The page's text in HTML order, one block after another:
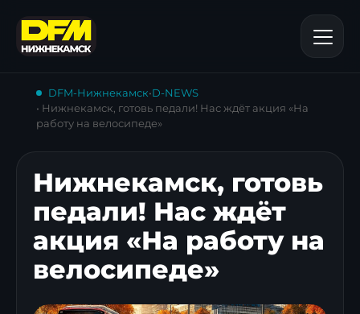
DFM-Нижнекамск•D-NEWS
• Нижнекамск, готовь педали! Нас ждёт акция «На
работу на велосипеде»
Нижнекамск, готовь
педали! Нас ждёт
акция «На работу на
велосипеде»